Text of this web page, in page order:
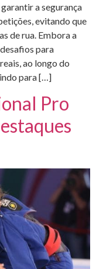
a segurança
evitando que
de rua. Embora a
para
ao longo do
para […]
Pro